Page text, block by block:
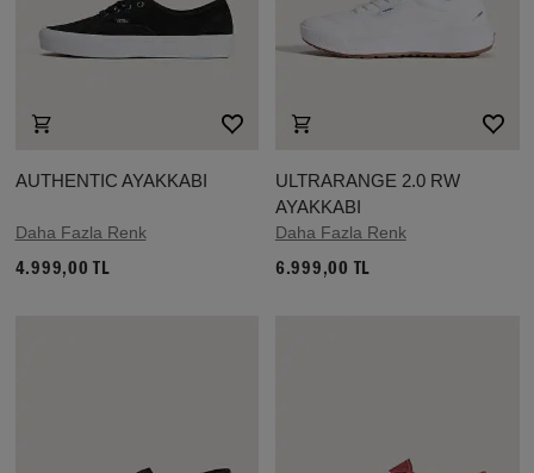
AUTHENTIC AYAKKABI
Daha Fazla Renk
4.999,00 TL
ULTRARANGE 2.0 RW
AYAKKABI
Daha Fazla Renk
6.999,00 TL